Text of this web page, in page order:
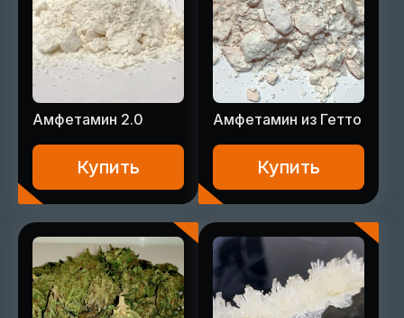
Амфетамин 2.0
Купить
Амфетамин из Гетто
Купить